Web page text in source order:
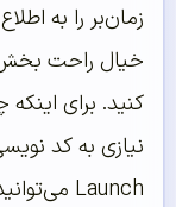
زمان‌بر را به
خیال راحت
کنید. برای
Launch می‌توانید به‌سادگی این کار را انجام دهید.